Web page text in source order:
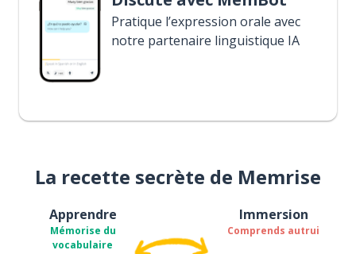
Pratique l’expression orale avec
notre partenaire linguistique IA
La recette secrète de Memrise
Apprendre
Mémorise du
vocabulaire
Immersion
Comprends autrui